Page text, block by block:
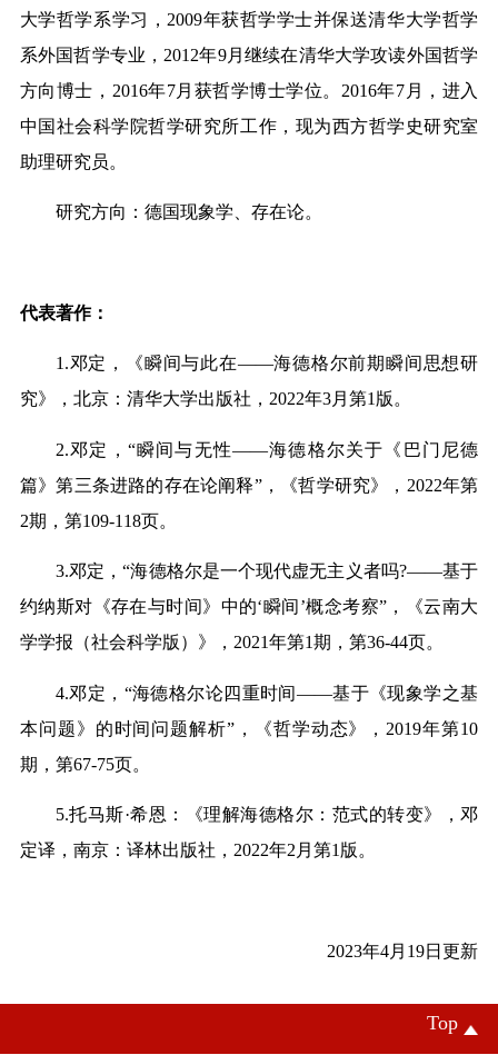
大学哲学系学习， 2009年获哲学学士并保送清华大学哲学
系外国哲学专业， 2012年9月继续在清华大学攻读外国哲学
方向博士， 2016年7月获哲学博士学位。 2016年7 月，进入
中国社会科学院哲学研究所工作，现为西方哲学史研究室
助理研究员。
研究方向：德国现象学、存在论。
代表著作：
1.邓定，《瞬间与此在——海德格尔前期瞬间思想研
究》，北京：清华大学出版社， 2022年3月第1 版。
2.邓定，“瞬间与无性——海德格尔关于《巴门尼德
篇》第三条进路的存在论阐释”，《哲学研究》， 2022年第
2期，第109-118页。
3.邓定，“海德格尔是一个现代虚无主义者吗?——基于
约纳斯对《存在与时间》中的‘瞬间’概念考察”，《云南大
学学报（社会科学版）》， 2021年第1期，第36-44页。
4.邓定， “海德格尔论四重时间——基于《现象学之基
本问题》的时间问题解析” ，《哲学动态》， 2019年第10
期，第67-75页。
5.托马斯·希恩：《理解海德格尔：范式的转变》，邓
定译，南京：译林出版社， 2022年2 月第1 版。
2023年4月 19日更新
Top